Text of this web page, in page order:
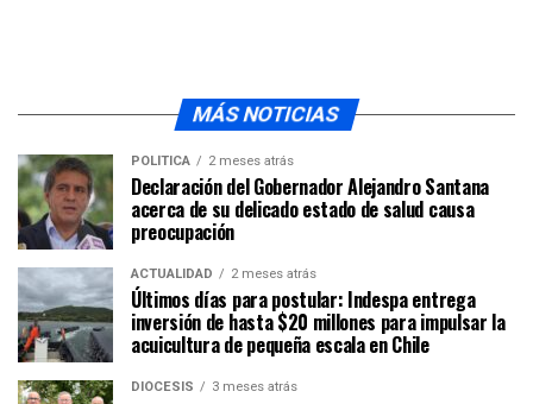
MÁS NOTICIAS
POLÍTICA 2 meses atrás
Declaración del Gobernador Alejandro Santana
acerca de su delicado estado de salud causa
preocupación
ACTUALIDAD 2 meses atrás
Últimos días para postular: Indespa entrega
inversión de hasta $20 millones para impulsar la
acuicultura de pequeña escala en Chile
DIÓCESIS 3 meses atrás